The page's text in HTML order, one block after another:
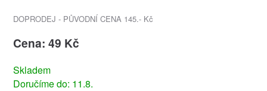
DOPRODEJ - PŮVODNÍ CENA 145.- Kč
Cena: 49 Kč
Skladem
Doručíme do: 11.8.